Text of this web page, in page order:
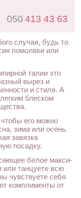
050 413 43 63
случая, будь то
помолвки или
талии это
вырез и
и стиля. А
блеском
его можно
зима или осень.
завязка
посадку.
белое макси-
или танцуете всю
чувствуете себя
комплименты от